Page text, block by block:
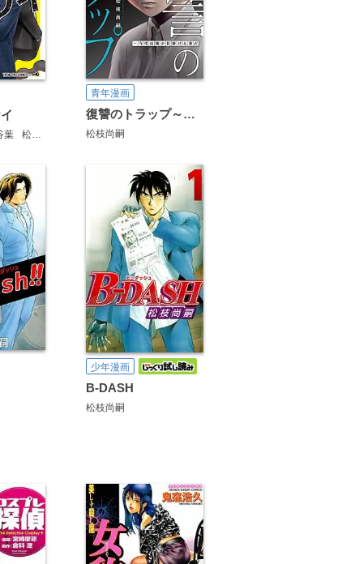
葉 松枝尚嗣
青年漫画
復讐のトラップ～今度は俺が仕掛ける番だ
松枝尚嗣
少年漫画
B-DASH
松枝尚嗣